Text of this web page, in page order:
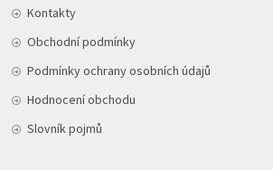
Kontakty
Obchodní podmínky
Podmínky ochrany osobních údajů
Hodnocení obchodu
Slovník pojmů